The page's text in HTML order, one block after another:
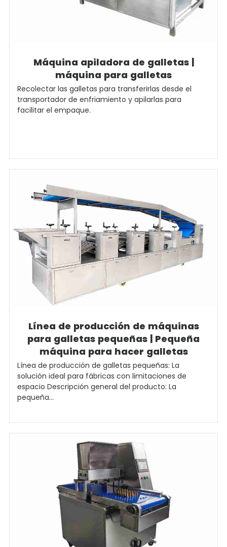
Máquina apiladora de galletas |
máquina para galletas
Recolectar las galletas para transferirlas desde el
transportador de enfriamiento y apilarlas para
facilitar el empaque.
Línea de producción de máquinas
para galletas pequeñas | Pequeña
máquina para hacer galletas
Línea de producción de galletas pequeñas: La
solución ideal para fábricas con limitaciones de
espacio Descripción general del producto: La
pequeña...